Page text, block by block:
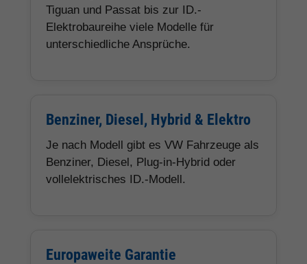
Tiguan und Passat bis zur ID.-
Elektrobaureihe viele Modelle für
unterschiedliche Ansprüche.
Benziner, Diesel, Hybrid & Elektro
Je nach Modell gibt es VW Fahrzeuge als
Benziner, Diesel, Plug-in-Hybrid oder
vollelektrisches ID.-Modell.
Europaweite Garantie